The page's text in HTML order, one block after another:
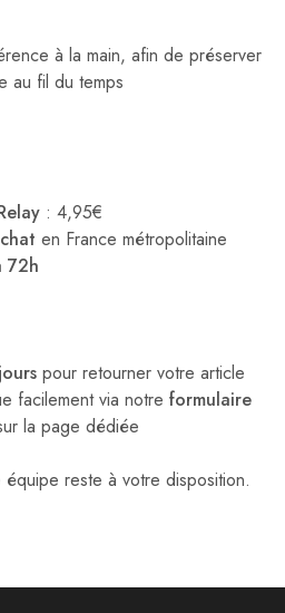
à la main, afin de préserver
au fil du temps
: 4,95€
en France métropolitaine
72h
pour retourner votre article
facilement via notre formulaire
la page dédiée
reste à votre disposition.